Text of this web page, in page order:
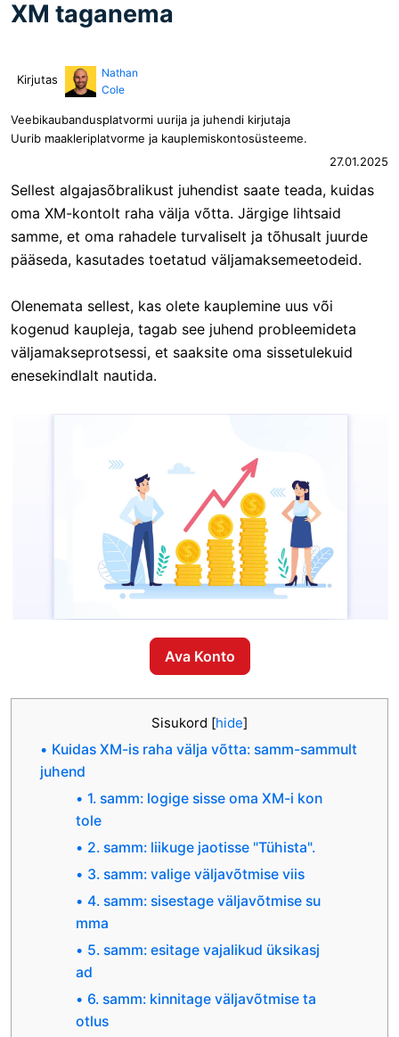
XM taganema
Kirjutas
Nathan
Cole
Veebikaubandusplatvormi uurija ja juhendi kirjutaja
Uurib maakleriplatvorme ja kauplemiskontosüsteeme.
27.01.2025
Sellest algajasõbralikust juhendist saate teada, kuidas
oma XM-kontolt raha välja võtta. Järgige lihtsaid
samme, et oma rahadele turvaliselt ja tõhusalt juurde
pääseda, kasutades toetatud väljamaksemeetodeid.
Olenemata sellest, kas olete kauplemine uus või
kogenud kaupleja, tagab see juhend probleemideta
väljamakseprotsessi, et saaksite oma sissetulekuid
enesekindlalt nautida.
Ava Konto
Sisukord [hide]
Kuidas XM-is raha välja võtta: samm-sammult
juhend
1. samm: logige sisse oma XM-i kon
tole
2. samm: liikuge jaotisse "Tühista".
3. samm: valige väljavõtmise viis
4. samm: sisestage väljavõtmise su
mma
5. samm: esitage vajalikud üksikasj
ad
6. samm: kinnitage väljavõtmise ta
otlus